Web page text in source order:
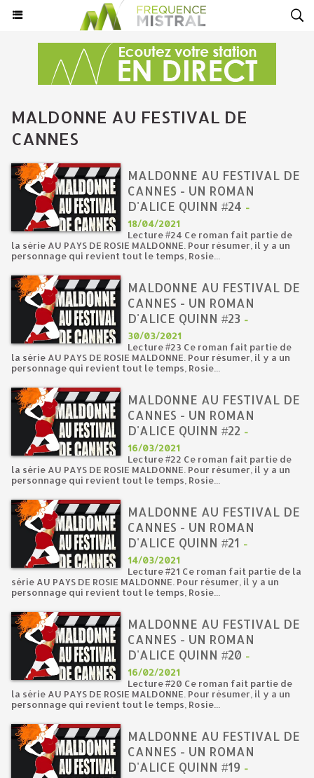
MALDONNE AU FESTIVAL DE
CANNES
MALDONNE AU FESTIVAL DE
CANNES - UN ROMAN
D'ALICE QUINN #24 -
18/04/2021
Lecture #24 Ce roman fait partie de
la série AU PAYS DE ROSIE MALDONNE. Pour résumer, il y a un
personnage qui revient tout le temps, Rosie...
MALDONNE AU FESTIVAL DE
CANNES - UN ROMAN
D'ALICE QUINN #23 -
30/03/2021
Lecture #23 Ce roman fait partie de
la série AU PAYS DE ROSIE MALDONNE. Pour résumer, il y a un
personnage qui revient tout le temps, Rosie...
MALDONNE AU FESTIVAL DE
CANNES - UN ROMAN
D'ALICE QUINN #22 -
16/03/2021
Lecture #22 Ce roman fait partie de
la série AU PAYS DE ROSIE MALDONNE. Pour résumer, il y a un
personnage qui revient tout le temps, Rosie...
MALDONNE AU FESTIVAL DE
CANNES - UN ROMAN
D'ALICE QUINN #21 -
14/03/2021
Lecture #21 Ce roman fait partie de la
série AU PAYS DE ROSIE MALDONNE. Pour résumer, il y a un
personnage qui revient tout le temps, Rosie...
MALDONNE AU FESTIVAL DE
CANNES - UN ROMAN
D'ALICE QUINN #20 -
16/02/2021
Lecture #20 Ce roman fait partie de
la série AU PAYS DE ROSIE MALDONNE. Pour résumer, il y a un
personnage qui revient tout le temps, Rosie...
MALDONNE AU FESTIVAL DE
CANNES - UN ROMAN
D'ALICE QUINN #19 -